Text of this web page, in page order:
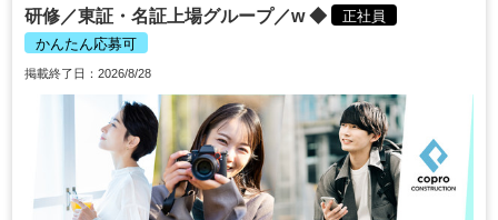
研修／東証・名証上場グループ／w ◆
正社員
かんたん応募可
掲載終了日：2026/8/28